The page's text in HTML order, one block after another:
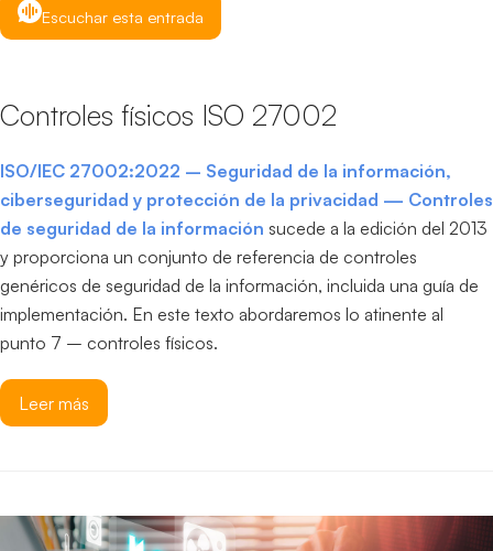
Escuchar esta entrada
Controles físicos ISO 27002
ISO/IEC 27002:2022 – Seguridad de la información,
ciberseguridad y protección de la privacidad — Controles
de seguridad de la información sucede a la edición del 2013
y proporciona un conjunto de referencia de controles
genéricos de seguridad de la información, incluida una guía de
implementación. En este texto abordaremos lo atinente al
punto 7 – controles físicos.
Leer más